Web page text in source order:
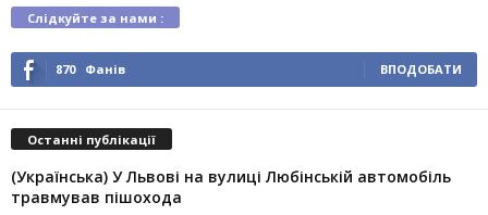
Слідкуйте за нами :
870 Фанів ВПОДОБАТИ
Останні публікації
(Українська) У Львові на вулиці Любінській автомобіль
травмував пішохода